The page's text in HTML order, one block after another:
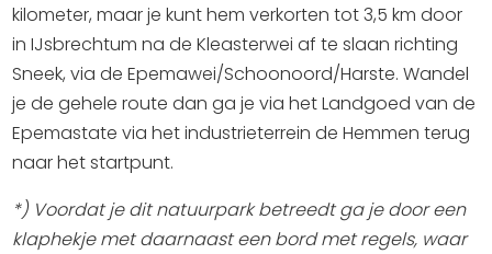
En meer
Arrangementen
Jouw Sneek
De Friese meren
Other languages
UITagenda
kilometer, maar je kunt hem verkorten tot 3,5 km door
in IJsbrechtum na de Kleasterwei af te slaan richting
Sneek, via de Epemawei/Schoonoord/Harste. Wandel
je de gehele route dan ga je via het Landgoed van de
Epemastate via het industrieterrein de Hemmen terug
naar het startpunt.
*) Voordat je dit natuurpark betreedt ga je door een
klaphekje met daarnaast een bord met regels, waar